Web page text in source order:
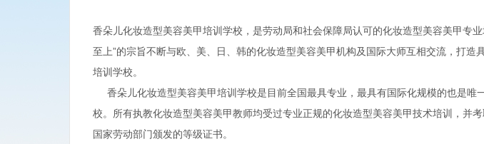
香朵儿化妆造型美容美甲培训学校，是劳动局和社会保障局认可的化妆造型美容美甲专
至上”的宗旨不断与欧、美、日、韩的化妆造型美容美甲机构及国际大师互相交流，打造
培训学校。
香朵儿化妆造型美容美甲培训学校是目前全国最具专业，最具有国际化规模的也是唯
校。所有执教化妆造型美容美甲教师均受过专业正规的化妆造型美容美甲技术培训，并
国家劳动部门颁发的等级证书。